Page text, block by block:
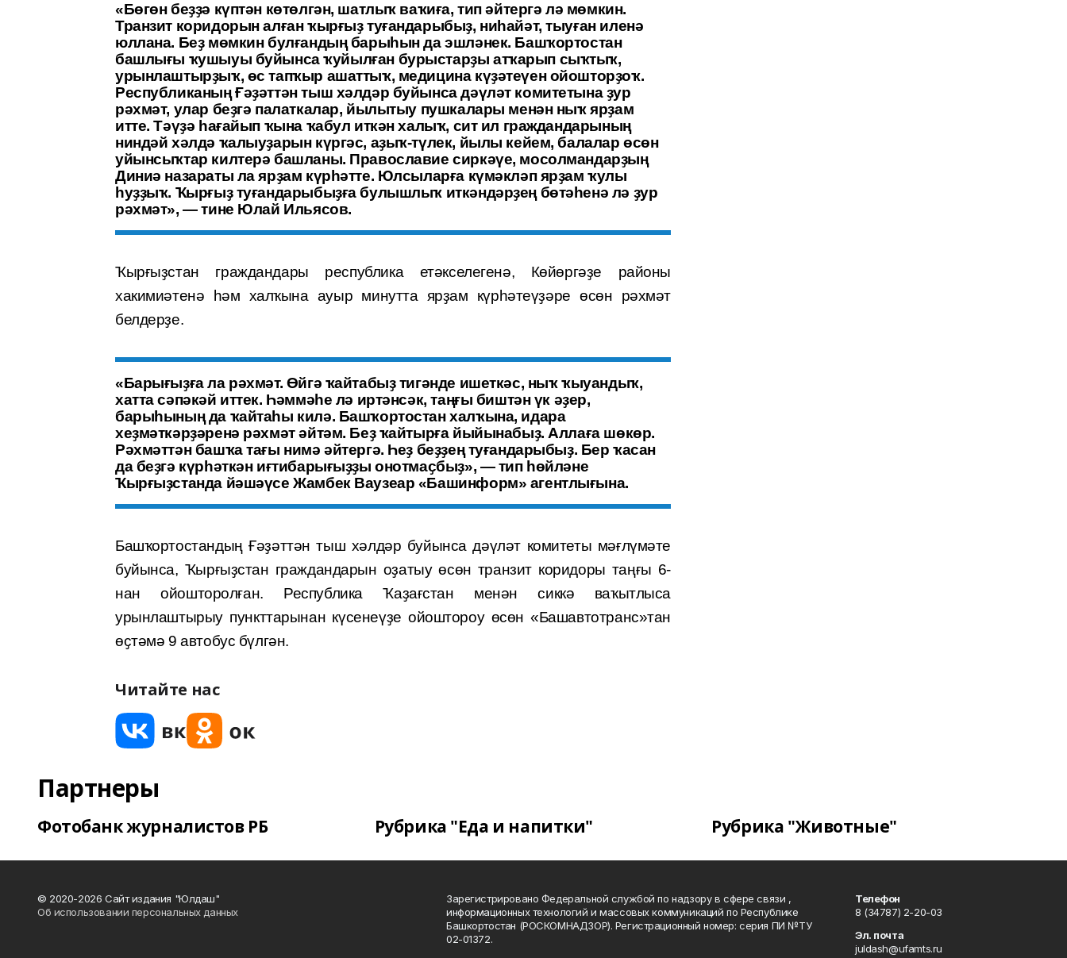
«Бөгөн беҙҙә күптән көтөлгән, шатлыҡ ваҡиға, тип әйтергә лә мөмкин.
Транзит коридорын алған ҡырғыҙ туғандарыбыҙ, ниһайәт, тыуған иленә
юллана. Беҙ мөмкин булғандың барыһын да эшләнек. Башҡортостан
башлығы ҡушыуы буйынса ҡуйылған бурыстарҙы атҡарып сыҡтыҡ,
урынлаштырҙыҡ, өс тапҡыр ашаттыҡ, медицина күҙәтеүен ойошторҙоҡ.
Республиканың Ғәҙәттән тыш хәлдәр буйынса дәүләт комитетына ҙур
рәхмәт, улар беҙгә палаткалар, йылытыу пушкалары менән ныҡ ярҙам
итте. Тәүҙә һағайып ҡына ҡабул иткән халыҡ, сит ил граждандарының
ниндәй хәлдә ҡалыуҙарын күргәс, аҙыҡ-түлек, йылы кейем, балалар өсөн
уйынсыҡтар килтерә башланы. Православие сиркәүе, мосолмандарҙың
Диниә назараты ла ярҙам күрһәтте. Юлсыларға күмәкләп ярҙам ҡулы
һуҙҙыҡ. Ҡырғыҙ туғандарыбыҙға булышлыҡ иткәндәрҙең бөтәһенә лә ҙур
рәхмәт», — тине Юлай Ильясов.
Ҡырғыҙстан граждандары республика етәкселегенә, Көйөргәҙе районы
хакимиәтенә һәм халҡына ауыр минутта ярҙам күрһәтеүҙәре өсөн рәхмәт
белдерҙе.
«Барығыҙға ла рәхмәт. Өйгә ҡайтабыҙ тигәнде ишеткәс, ныҡ ҡыуандыҡ,
хатта сәпәкәй иттек. Һәммәһе лә иртәнсәк, таңғы биштән үк әҙер,
барыһының да ҡайтаһы килә. Башҡортостан халҡына, идара
хеҙмәткәрҙәренә рәхмәт әйтәм. Беҙ ҡайтырға йыйынабыҙ. Аллаға шөкөр.
Рәхмәттән башҡа тағы нимә әйтергә. Һеҙ беҙҙең туғандарыбыҙ. Бер ҡасан
да беҙгә күрһәткән иғтибарығыҙҙы онотмаҫбыҙ», — тип һөйләне
Ҡырғыҙстанда йәшәүсе Жамбек Ваузеар «Башинформ» агентлығына.
Башҡортостандың Ғәҙәттән тыш хәлдәр буйынса дәүләт комитеты мәғлүмәте
буйынса, Ҡырғыҙстан граждандарын оҙатыу өсөн транзит коридоры таңғы 6-
нан ойошторолған. Республика Ҡаҙағстан менән сиккә ваҡытлыса
урынлаштырыу пункттарынан күсенеүҙе ойоштороу өсөн «Башавтотранс»тан
өҫтәмә 9 автобус бүлгән.
Читайте нас
Партнеры
Фотобанк журналистов РБ Рубрика "Еда и напитки" Рубрика "Животные"
© 2020-2026 Сайт издания "Юлдаш"
Об использовании персональных данных
Зарегистрировано Федеральной службой по надзору в сфере связи ,
информационных технологий и массовых коммуникаций по Республике
Башкортостан (РОСКОМНАДЗОР). Регистрационный номер: серия ПИ №ТУ
02-01372.
Телефон
8 (34787) 2-20-03
Эл. почта
juldash@ufamts.ru